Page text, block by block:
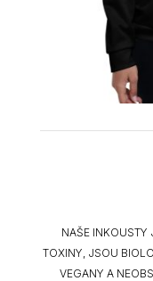
NAŠE INKOUSTY
TOXINY, JSOU
VEGANY A